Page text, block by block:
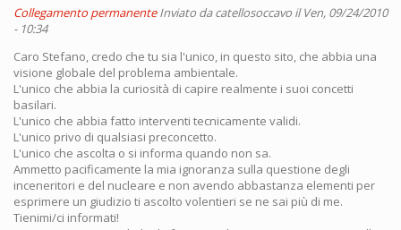
Collegamento permanente Inviato dacatellosoccavo il Ven, 09/24/2010
- 10:34
Caro Stefano, credo che tu sia l'unico, in questo sito, che abbia una
visione globale del problema ambientale.
L'unico che abbia la curiosità di capire realmente i suoi concetti
basilari.
L'unico che abbia fatto interventi tecnicamente validi.
L'unico privo di qualsiasi preconcetto.
L'unico che ascolta o si informa quando non sa.
Ammetto pacificamente la mia ignoranza sulla questione degli
inceneritori e del nucleare e non avendo abbastanza elementi per
esprimere un giudizio ti ascolto volentieri se ne sai più di me.
Tienimi/ci informati!